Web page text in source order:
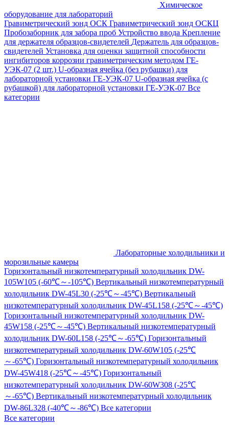
Химическое
оборудование для лабораторий
Гравиметрический зонд ОСК Гравиметрический зонд ОСКЦ
Пробозаборник для забора проб Устройство ввода Крепление
для держателя образцов-свидетелей Держатель для образцов-
свидетелей Установка для оценки защитной способности
ингибиторов коррозии гравиметрическим методом ГЕ-
УЭК-07 (2 шт.) U-образная ячейка (без рубашки) для
лабораторной установки ГЕ-УЭК-07 U-образная ячейка (с
рубашкой) для лабораторной установки ГЕ-УЭК-07 Все
категории
Лабораторные холодильники и
морозильные камеры
Горизонтальный низкотемпературный холодильник DW-
105W105 (-60℃～-105℃) Вертикальный низкотемпературный
холодильник DW-45L30 (-25℃～-45℃) Вертикальный
низкотемпературный холодильник DW-45L158 (-25℃～-45℃)
Горизонтальный низкотемпературный холодильник DW-
45W158 (-25℃～-45℃) Вертикальный низкотемпературный
холодильник DW-60L158 (-25℃～-65℃) Горизонтальный
низкотемпературный холодильник DW-60W105 (-25℃
～-65℃) Горизонтальный низкотемпературный холодильник
DW-45W418 (-25℃～-45℃) Горизонтальный
низкотемпературный холодильник DW-60W308 (-25℃
～-65℃) Вертикальный низкотемпературный холодильник
DW-86L328 (-40℃～-86℃) Все категории
Все категории